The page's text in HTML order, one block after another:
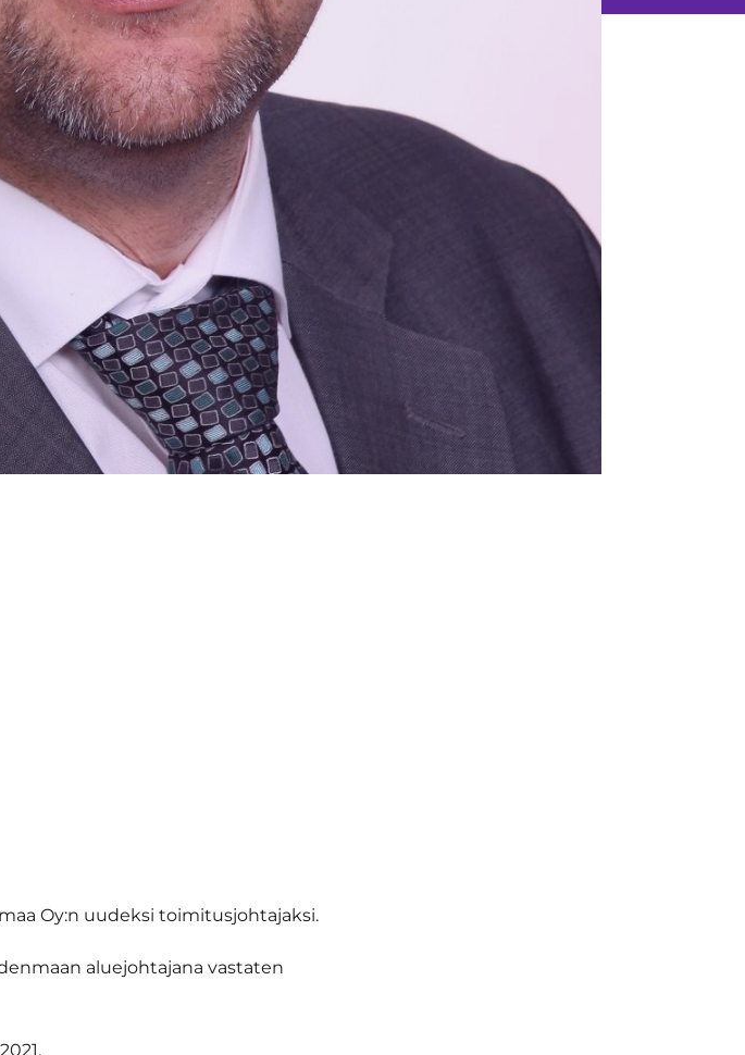
Oy:n uudeksi toimitusjohtajaksi.
aluejohtajana vastaten